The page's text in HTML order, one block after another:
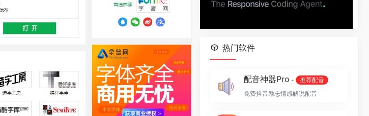
热门软件
配音神器Pro -
推荐配音
免费抖音励志情感解说配音